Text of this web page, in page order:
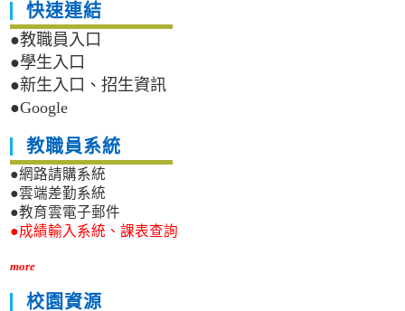
快速連結
●教職員入口
●學生入口
●新生入口、招生資訊
●Google
教職員系統
●網路請購系統
●雲端差勤系統
●教育雲電子郵件
●成績輸入系統、課表查詢
more
校園資源